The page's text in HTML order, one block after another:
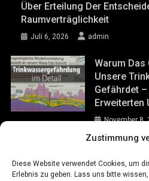
Zustimmung
Diese Website verwendet Cookies, um
Erlebnis zu geben. Lass uns bitte
Über Erteilung Der
Raumverträglichkeit
Juli 6, 2026 admin
Warum Das
Unsere
Gefährdet
Erweiterten
November 8,
Einbrüche
November 6,